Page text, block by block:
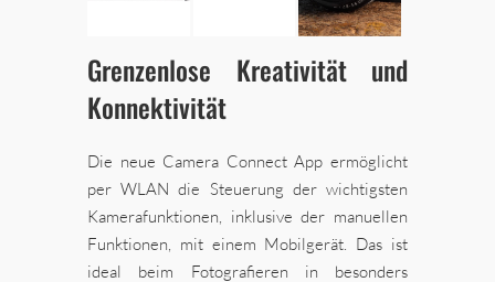
Grenzenlose Kreativität und
Konnektivität
Die neue Camera Connect App ermöglicht
per WLAN die Steuerung der wichtigsten
Kamerafunktionen, inklusive der manuellen
Funktionen, mit einem Mobilgerät. Das ist
ideal beim Fotografieren in besonders